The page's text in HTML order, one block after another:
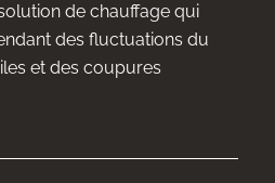
de chauffage qui
des fluctuations du
et des coupures